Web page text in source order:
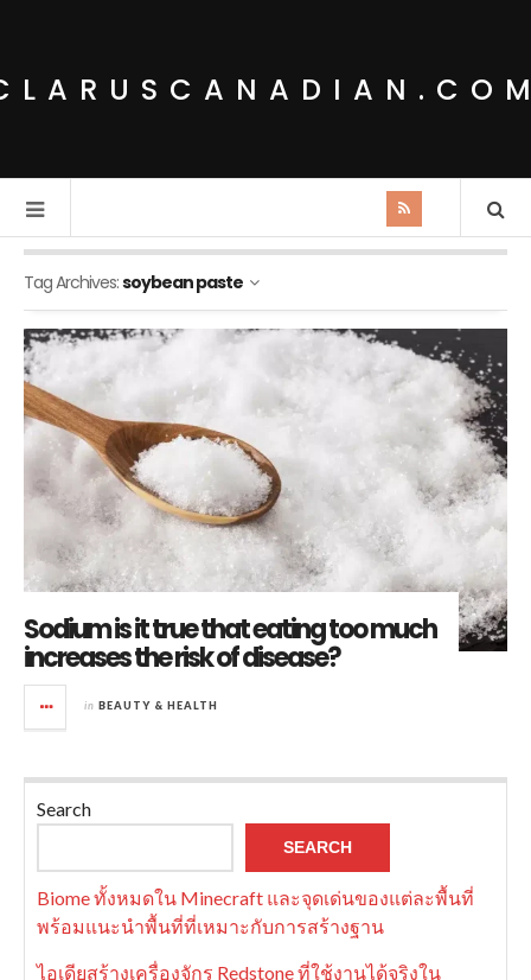
Tag Archives:soybean paste
Sodium is it true that eating too much
increases the risk of disease?
in BEAUTY & HEALTH
Search
SEARCH
Biome ทั้งหมดใน Minecraft และจุดเด่นของแต่ละพื้นที่
พร้อมแนะนำพื้นที่ที่เหมาะกับการสร้างฐาน
ไอเดียสร้างเครื่องจักร Redstone ที่ใช้งานได้จริงใน